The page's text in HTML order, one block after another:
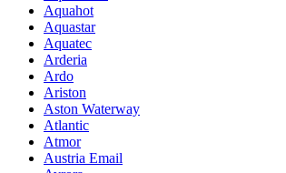
Aquahot
Aquastar
Aquatec
Arderia
Ardo
Ariston
Aston Waterway
Atlantic
Atmor
Austria Email